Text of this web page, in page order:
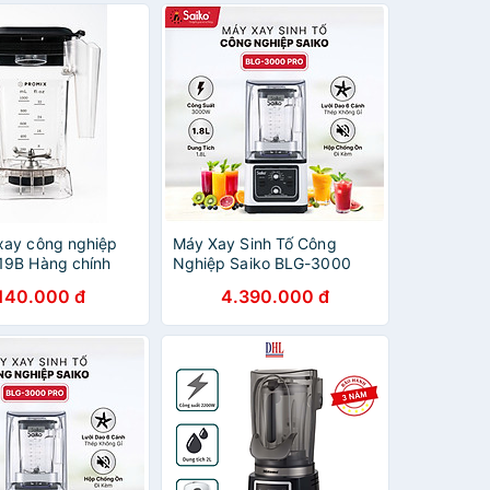
hãng
công nghiệp
Hàng chính
đ
Máy Xay Sinh Tố Công
Nghiệp Saiko BLG-3000
4.390.000 đ